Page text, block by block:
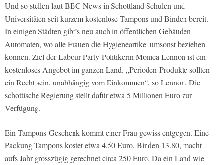
Und so stellen laut BBC News in Schottland Schulen und
Universitäten seit kurzem kostenlose Tampons und Binden bereit.
In einigen Städten gibt’s neu auch in öffentlichen Gebäuden
Automaten, wo alle Frauen die Hygieneartikel umsonst beziehen
können. Ziel der Labour Party-Politikerin Monica Lennon ist ein
kostenloses Angebot im ganzen Land. „Perioden-Produkte sollten
ein Recht sein, unabhängig vom Einkommen“, so Lennon. Die
schottische Regierung stellt dafür etwa 5 Millionen Euro zur
Verfügung.
Ein Tampons-Geschenk kommt einer Frau gewiss entgegen. Eine
Packung Tampons kostet etwa 4.50 Euro, Binden 13.80, macht
aufs Jahr grosszügig gerechnet circa 250 Euro. Da ein Land wie